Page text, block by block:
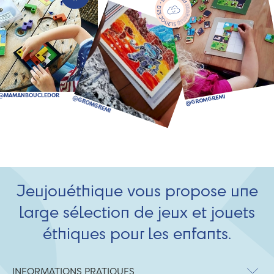
Jeujouéthique vous propose une
large sélection de jeux et jouets
éthiques pour les enfants.
INFORMATIONS PRATIQUES